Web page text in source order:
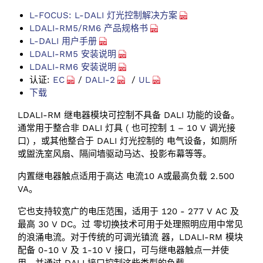
L-FOCUS: L-DALI 灯光控制解决方案
LDALI-RM5/RM6 产品规格书
L-DALI 用户手册
LDALI-RM5 安装说明
LDALI-RM6 安装说明
认证: EC / DALI-2 / UL
下载
LDALI-RM 继电器模块可控制不具备 DALI 功能的设备。
通常用于整合非 DALI 灯具 ( 也可控制 1 – 10 V 调光接
口) ，或其他整合于 DALI 灯光控制的 电气设备，如厕所
或盥洗室风扇、隔间墙驱动马达、投影布幕等等。
内置继电器触点适用于高达 电流10 A或最高负载 2.500
VA。
它也支持较宽广的电压范围，适用于 120 - 277 V AC 及
最高 30 V DC。过 零切换技术可用于处理照明应用中常见
的浪涌电流。对于传统的可调光镇流 器，LDALI-RM 模块
配备 0-10 V 及 1-10 V 接口，可与继电器触点一并使